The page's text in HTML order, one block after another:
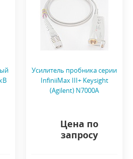
Усилитель пробника серии
InfiniiMax III+ Keysight
(Agilent) N7000A
Цена по
запросу